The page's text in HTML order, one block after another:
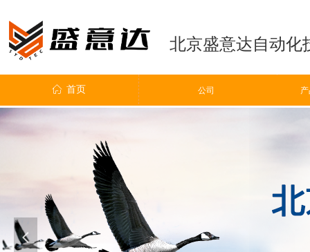
ꀇ 首页 ꀶ 公司
公司
北京盛意达自动化
넳